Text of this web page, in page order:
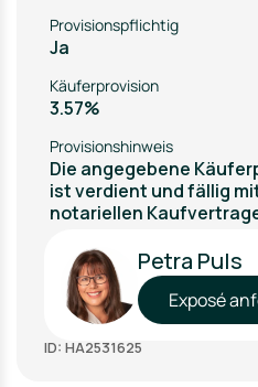
Provisionspflichtig
Ja
Käuferprovision
3.57%
Provisionshinweis
Die angegebene
ist verdient und fällig
notariellen
Petra Puls
Exposé
ID: HA2531625